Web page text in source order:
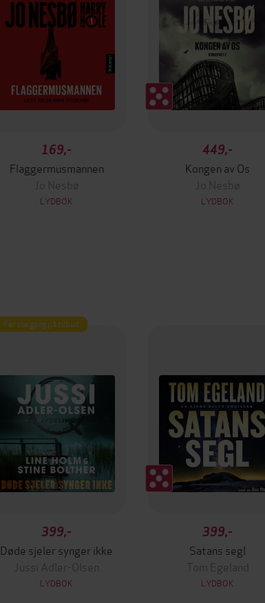
169,-
Flaggermusmannen
Jo Nesbø
LYDBOK
449,-
Kongen av Os
Jo Nesbø
LYDBOK
Første gang på tilbud
399,-
Døde sjeler synger ikke
Jussi Adler-Olsen
LYDBOK
399,-
Satans segl
Tom Egeland
LYDBOK